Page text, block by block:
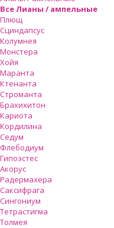
Все Лианы / ампельные
Плющ
Сциндапсус
Колумнея
Монстера
Хойя
Маранта
Ктенанта
Строманта
Брахихитон
Кариота
Кордилина
Седум
Флебодиум
Гипоэстес
Акорус
Радермахера
Саксифрага
Сингониум
Тетрастигма
Толмея